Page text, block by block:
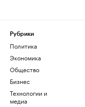
Рубрики
Политика
Экономика
Общество
Бизнес
Технологии и
медиа